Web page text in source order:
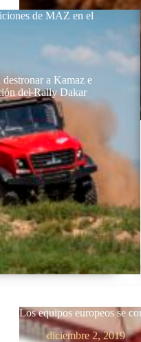
de MAZ en el
a Kamaz e
del Rally Dakar
Los equipos europeos se
diciembre 2, 2019